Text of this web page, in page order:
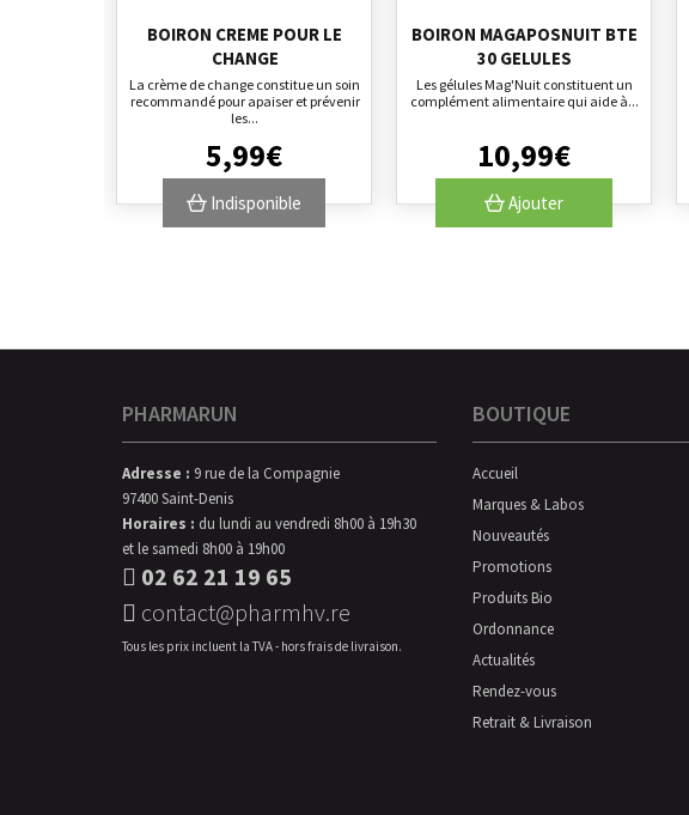
BOIRON CREME POUR LE
CHANGE
La crème de change constitue un soin
recommandé pour apaiser et prévenir
les...
5,99€
Indisponible
BOIRON MAGAPOSNUIT BTE
30 GELULES
Les gélules Mag'Nuit constituent un
complément alimentaire qui aide à...
10,99€
Ajouter
PHARMARUN
Adresse : 9 rue de la Compagnie
97400 Saint-Denis
Horaires : du lundi au vendredi 8h00 à 19h30
et le samedi 8h00 à 19h00
02 62 21 19 65
contact@pharmhv.re
Tous les prix incluent la TVA - hors frais de livraison.
BOUTIQUE
Accueil
Marques & Labos
Nouveautés
Promotions
Produits Bio
Ordonnance
Actualités
Rendez-vous
Retrait & Livraison